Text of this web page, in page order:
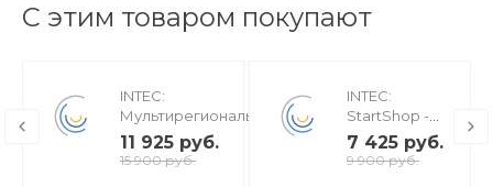
С этим товаром покупают
INTEC:
Мультирегиональность
- региональная сеть
вашего сайта с
11 925 руб.
15 900 руб.
INTEC:
StartShop -
модуль
интернет-
7 425 руб.
9 900 руб.